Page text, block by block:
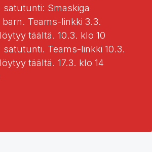
satutunti: Smaskiga
Teams-linkki 3.3.
täältä. 10.3. klo 10
satutunti. Teams-linkki 10.3.
täältä. 17.3. klo 14